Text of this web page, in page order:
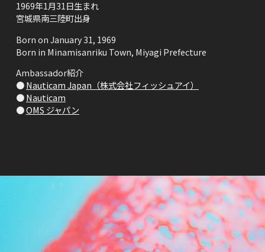
1969年1月31日生まれ
宮城県南三陸町出身
Born on January 31, 1969
Born in Minamisanriku Town, Miyagi Prefecture
Ambassador紹介
●Nauticam Japan（株式会社フィッシュアイ）
●Nauticam
●OMS ジャパン